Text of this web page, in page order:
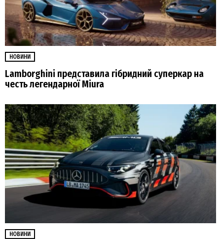
НОВИНИ
Lamborghini представила гібридний суперкар на
честь легендарної Miura
НОВИНИ